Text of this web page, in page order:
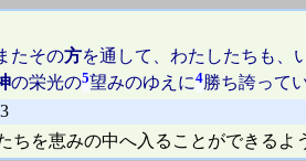
たその方を通して、わたしたちも、
の栄光の5望みのゆえに4勝ち誇って
ちを恵みの中へ入ることができる